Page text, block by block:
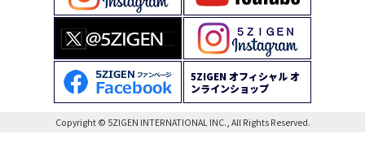
5ZIGEN オフィシャル オ
ンラインショップ
Copyright © 5ZIGEN INTERNATIONAL INC., All Rights Reserved.